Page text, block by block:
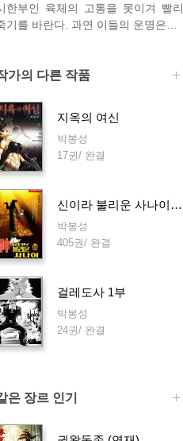
한부인 육체의 고통을 못이겨 빨리
기를 바란다. 과연 이들의 운명은…
가의 다른 작품
지옥의 여신
박봉성
17권/ 완결
신이라 불리운 사나이 5부
박봉성
405권/ 완결
걸레도사 1부
박봉성
24권/ 완결
은 장르 인기